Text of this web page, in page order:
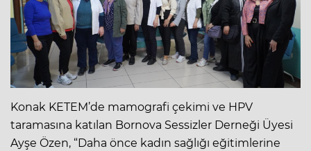
Konak KETEM’de mamografi çekimi ve HPV
taramasına katılan Bornova Sessizler Derneği Üyesi
Ayşe Özen, “Daha önce kadın sağlığı eğitimlerine